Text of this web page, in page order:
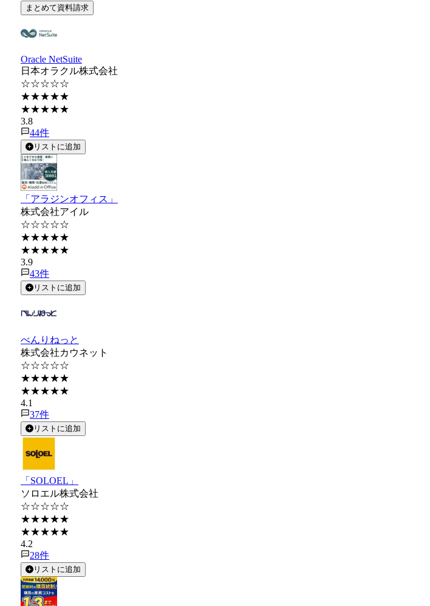
まとめて資料請求
Oracle NetSuite
日本オラクル株式会社
☆☆☆☆☆
★★★★★
★★★★★
3.8
44件
リストに追加
「アラジンオフィス」
株式会社アイル
☆☆☆☆☆
★★★★★
★★★★★
3.9
43件
リストに追加
べんりねっと
株式会社カウネット
☆☆☆☆☆
★★★★★
★★★★★
4.1
37件
リストに追加
「SOLOEL」
ソロエル株式会社
☆☆☆☆☆
★★★★★
★★★★★
4.2
28件
リストに追加